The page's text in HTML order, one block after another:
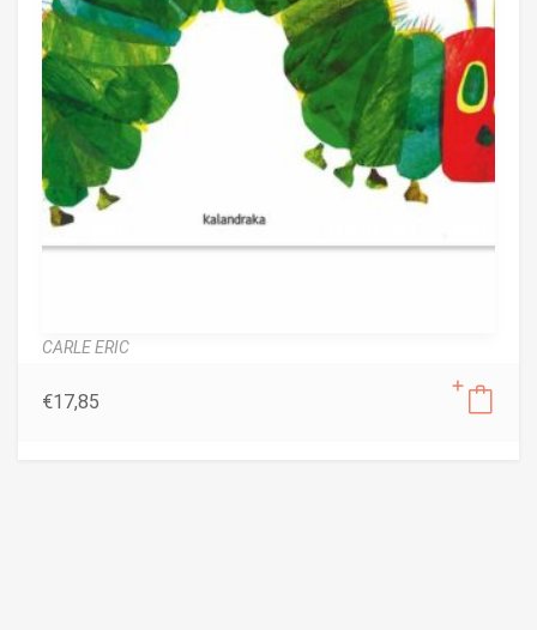
CARLE ERIC
€17,85